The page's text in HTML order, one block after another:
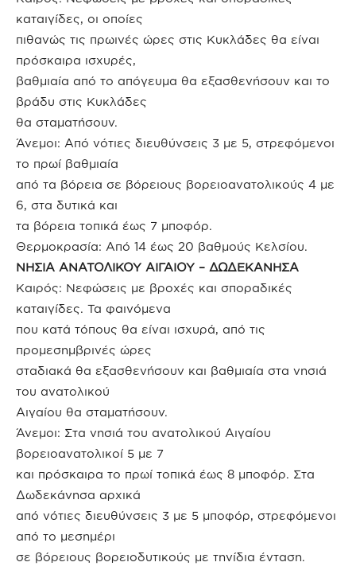
καταιγίδες, οι οποίες
πιθανώς τις πρωινές ώρες στις Κυκλάδες θα είναι
πρόσκαιρα ισχυρές,
βαθμιαία από το απόγευμα θα εξασθενήσουν και το
βράδυ στις Κυκλάδες
θα σταματήσουν.
Άνεμοι: Από νότιες διευθύνσεις 3 με 5, στρεφόμενοι
το πρωί βαθμιαία
από τα βόρεια σε βόρειους βορειοανατολικούς 4 με
6, στα δυτικά και
τα βόρεια τοπικά έως 7 μποφόρ.
Θερμοκρασία: Από 14 έως 20 βαθμούς Κελσίου.
ΝΗΣΙΑ ΑΝΑΤΟΛΙΚΟΥ ΑΙΓΑΙΟΥ – ΔΩΔΕΚΑΝΗΣΑ
Καιρός: Νεφώσεις με βροχές και σποραδικές
καταιγίδες. Τα φαινόμενα
που κατά τόπους θα είναι ισχυρά, από τις
προμεσημβρινές ώρες
σταδιακά θα εξασθενήσουν και βαθμιαία στα νησιά
του ανατολικού
Αιγαίου θα σταματήσουν.
Άνεμοι: Στα νησιά του ανατολικού Αιγαίου
βορειοανατολικοί 5 με 7
και πρόσκαιρα το πρωί τοπικά έως 8 μποφόρ. Στα
Δωδεκάνησα αρχικά
από νότιες διευθύνσεις 3 με 5 μποφόρ, στρεφόμενοι
από το μεσημέρι
σε βόρειους βορειοδυτικούς με τηνίδια ένταση.